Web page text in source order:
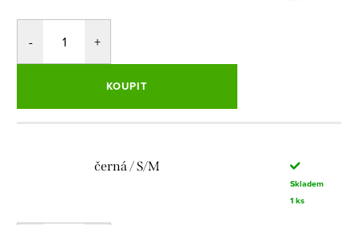
KOUPIT
černá / S/M
Skladem
1 ks